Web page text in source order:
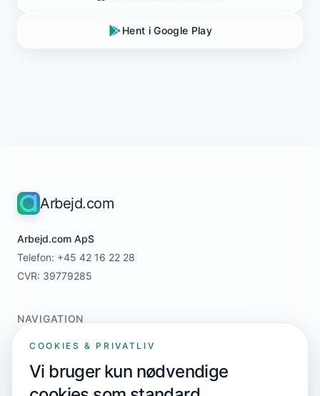
Hent i Google Play
Arbejd.com
Arbejd.com ApS
Telefon: +45 42 16 22 28
CVR: 39779285
NAVIGATION
Home
For jobsøgere
For virksomheder
COOKIES & PRIVATLIV
Vi bruger kun nødvendige